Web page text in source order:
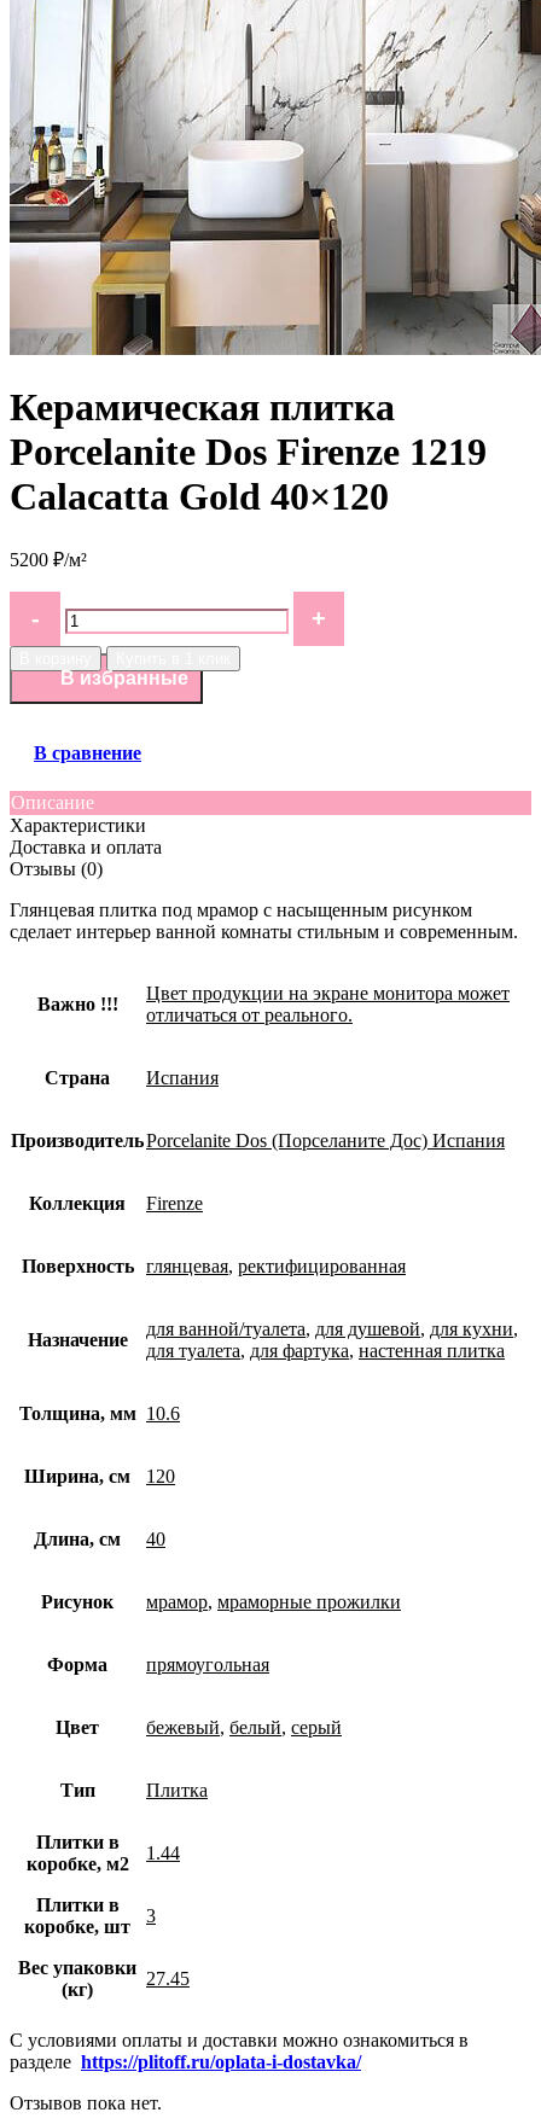
Керамическая плитка
Porcelanite Dos Firenze 1219
Calacatta Gold 40×120
5200 ₽/м²
В избранные
В сравнение
Описание
Характеристики
Доставка и оплата
Отзывы (0)
Глянцевая плитка под мрамор с насыщенным рисунком
сделает интерьер ванной комнаты стильным и современным.
Важно !!!
Цвет продукции на экране монитора может
отличаться от реального.
Страна Испания
ПроизводительPorcelanite Dos (Порселаните Дос) Испания
Коллекция Firenze
Поверхность глянцевая, ректифицированная
Назначение
для ванной/туалета, для душевой, для кухни,
для туалета, для фартука, настенная плитка
Толщина, мм 10.6
Ширина, см 120
Длина, см 40
Рисунок мрамор, мраморные прожилки
Форма прямоугольная
Цвет бежевый, белый, серый
Тип Плитка
Плитки в
коробке, м2
1.44
Плитки в
коробке, шт
3
Вес упаковки
(кг)
27.45
С условиями оплаты и доставки можно ознакомиться в
разделе https://plitoff.ru/oplata-i-dostavka/
Отзывов пока нет.